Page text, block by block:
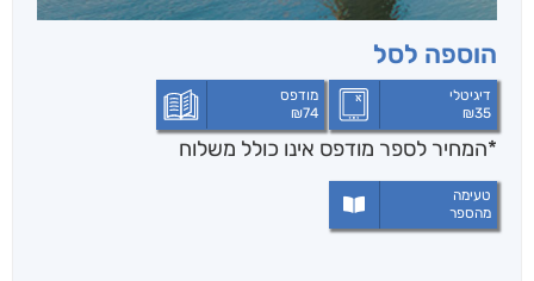
הוספה לסל
דיגיטלי
₪35
מודפס
₪74
*המחיר לספר מודפס אינו כולל משלוח
טעימה
מהספר